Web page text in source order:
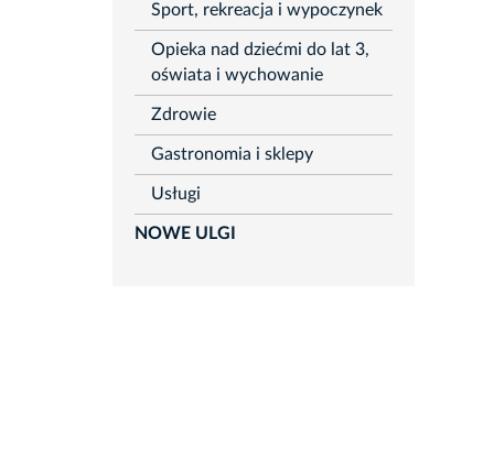
Sport, rekreacja i wypoczynek
Opieka nad dziećmi do lat 3,
oświata i wychowanie
Zdrowie
Gastronomia i sklepy
Usługi
NOWE ULGI